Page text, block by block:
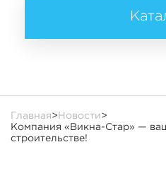
Главная> Новости>
Компания «Викна-Стар» —
строительстве!